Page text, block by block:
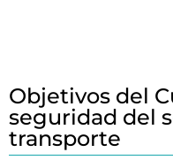
Objetivos del
seguridad del
transporte